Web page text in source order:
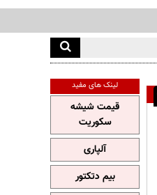
لینک های مفید
قیمت شیشه
سکوریت
آلپاری
بیم دتکتور